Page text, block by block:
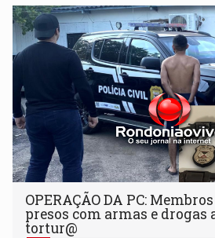
OPERAÇÃO DA PC:
presos com armas e drogas
tortur@